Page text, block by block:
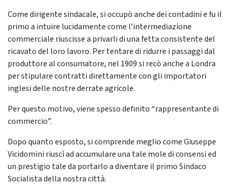
Come dirigente sindacale, si occupò anche dei contadini e fu il
primo a intuire lucidamente come l’intermediazione
commerciale riuscisse a privarli di una fetta consistente del
ricavato del loro lavoro. Per tentare di ridurre i passaggi dal
produttore al consumatore, nel 1909 si recò anche a Londra
per stipulare contratti direttamente con gli importatori
inglesi delle nostre derrate agricole.
Per questo motivo, viene spesso definito “rappresentante di
commercio”.
Dopo quanto esposto, si comprende meglio come Giuseppe
Vicidomini riuscì ad accumulare una tale mole di consensi ed
un prestigio tale da portarlo a diventare il primo Sindaco
Socialista della nostra città.